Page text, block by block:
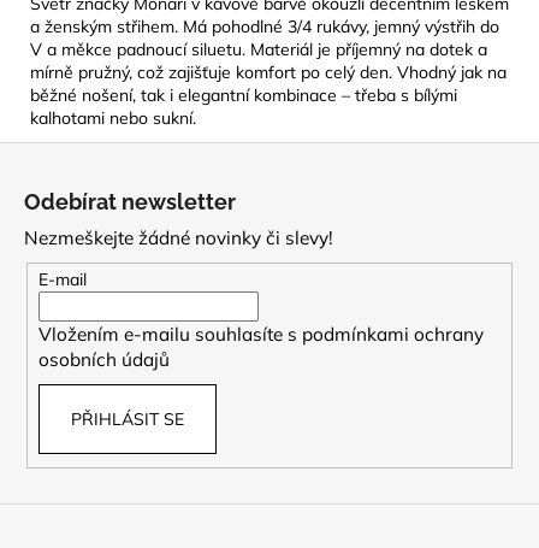
a ženským střihem. Má pohodlné 3/4 rukávy, jemný výstřih do
V a měkce padnoucí siluetu. Materiál je příjemný na dotek a
mírně pružný, což zajišťuje komfort po celý den. Vhodný jak na
běžné nošení, tak i elegantní kombinace – třeba s bílými
kalhotami nebo sukní.
Odebírat newsletter
Nezmeškejte žádné novinky či slevy!
E-mail
Vložením e-mailu souhlasíte s podmínkami ochrany
osobních údajů
PŘIHLÁSIT SE